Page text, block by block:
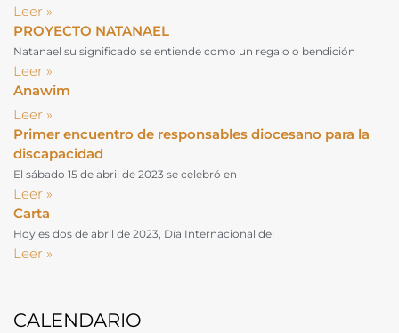
Leer »
PROYECTO NATANAEL
Natanael su significado se entiende como un regalo o bendición
Leer »
Anawim
Leer »
Primer encuentro de responsables diocesano para la
discapacidad
El sábado 15 de abril de 2023 se celebró en
Leer »
Carta
Hoy es dos de abril de 2023, Día Internacional del
Leer »
CALENDARIO